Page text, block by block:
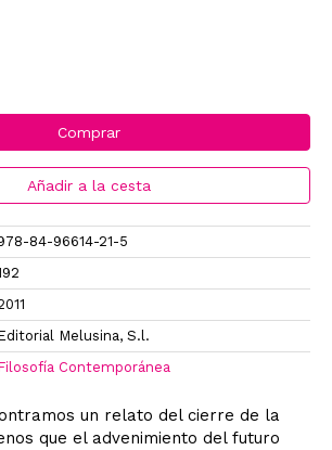
Comprar
Añadir a la cesta
84-96614-21-5
Melusina, S.l.
Contemporánea
un relato del cierre de la
que el advenimiento del futuro